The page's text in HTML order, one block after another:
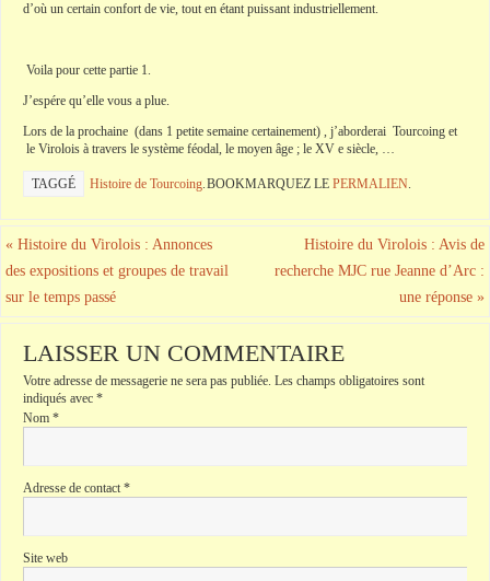
d’où un certain confort de vie, tout en étant puissant industriellement.
Voila pour cette partie 1.
J’espére qu’elle vous a plue.
Lors de la prochaine (dans 1 petite semaine certainement) , j’aborderai Tourcoing et
le Virolois à travers le système féodal, le moyen âge ; le XV e siècle, …
TAGGÉ Histoire de Tourcoing.BOOKMARQUEZ LE PERMALIEN.
« Histoire du Virolois : Annonces
des expositions et groupes de travail
sur le temps passé
Histoire du Virolois : Avis de
recherche MJC rue Jeanne d’Arc :
une réponse »
LAISSER UN COMMENTAIRE
Votre adresse de messagerie ne sera pas publiée. Les champs obligatoires sont
indiqués avec *
Nom *
Adresse de contact *
Site web